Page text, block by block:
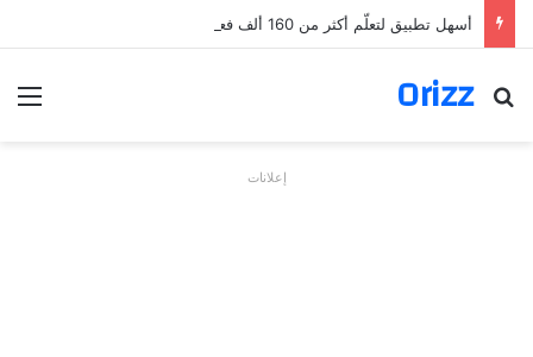
أسهل تطبيق لتعلّم أكثر من 160 ألف فعل بالألمانية
Orizz
بحث عن
إعلانات